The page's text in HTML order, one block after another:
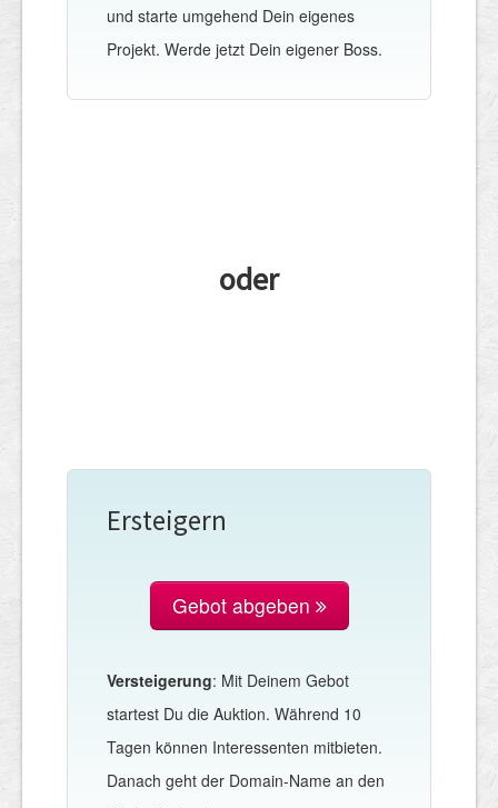
und starte umgehend Dein eigenes
Projekt. Werde jetzt Dein eigener Boss.
oder
Ersteigern
Gebot abgeben
Versteigerung: Mit Deinem Gebot
startest Du die Auktion. Während 10
Tagen können Interessenten mitbieten.
Danach geht der Domain-Name an den